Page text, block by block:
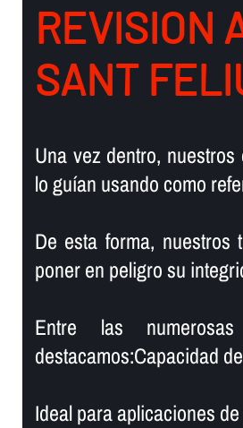
REVISION
SANT
Una vez dentro,
lo guí­an usando como
De esta forma, nuestros
poner en peligro su
Entre las
destacamos:Capacidad
Ideal para aplicaciones